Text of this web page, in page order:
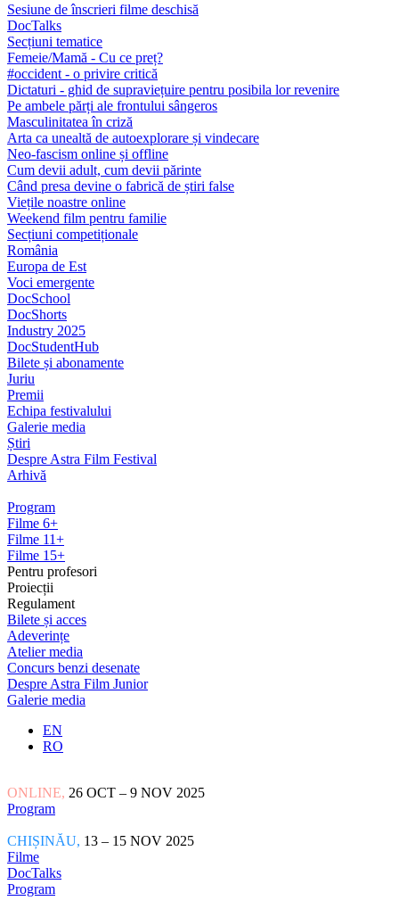
Sesiune de înscrieri filme deschisă
DocTalks
Secțiuni tematice
Femeie/Mamă - Cu ce preț?
#occident - o privire critică
Dictaturi - ghid de supraviețuire pentru posibila lor revenire
Pe ambele părți ale frontului sângeros
Masculinitatea în criză
Arta ca unealtă de autoexplorare și vindecare
Neo-fascism online și offline
Cum devii adult, cum devii părinte
Când presa devine o fabrică de știri false
Viețile noastre online
Weekend film pentru familie
Secțiuni competiționale
România
Europa de Est
Voci emergente
DocSchool
DocShorts
Industry 2025
DocStudentHub
Bilete și abonamente
Juriu
Premii
Echipa festivalului
Galerie media
Știri
Despre Astra Film Festival
Arhivă
Program
Filme 6+
Filme 11+
Filme 15+
Pentru profesori
Proiecții
Regulament
Bilete și acces
Adeverințe
Atelier media
Concurs benzi desenate
Despre Astra Film Junior
Galerie media
EN
RO
ONLINE, 26 OCT – 9 NOV 2025
Program
CHIȘINĂU, 13 – 15 NOV 2025
Filme
DocTalks
Program